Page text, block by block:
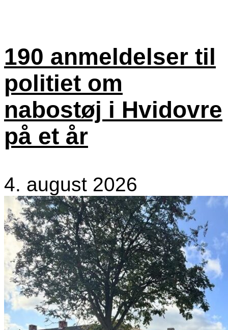
190 anmeldelser til
politiet om
nabostøj i Hvidovre
på et år
4. august 2026